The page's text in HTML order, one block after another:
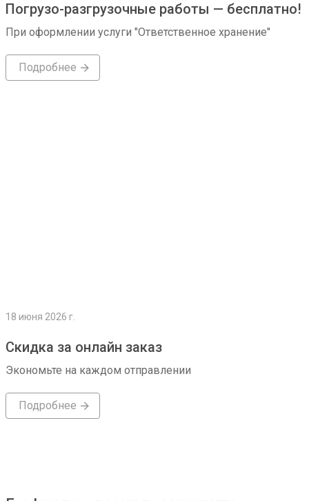
Погрузо-разгрузочные работы — бесплатно!
При оформлении услуги "Ответственное хранение"
Подробнее
18 июня 2026 г.
Скидка за онлайн заказ
Экономьте на каждом отправлении
Подробнее